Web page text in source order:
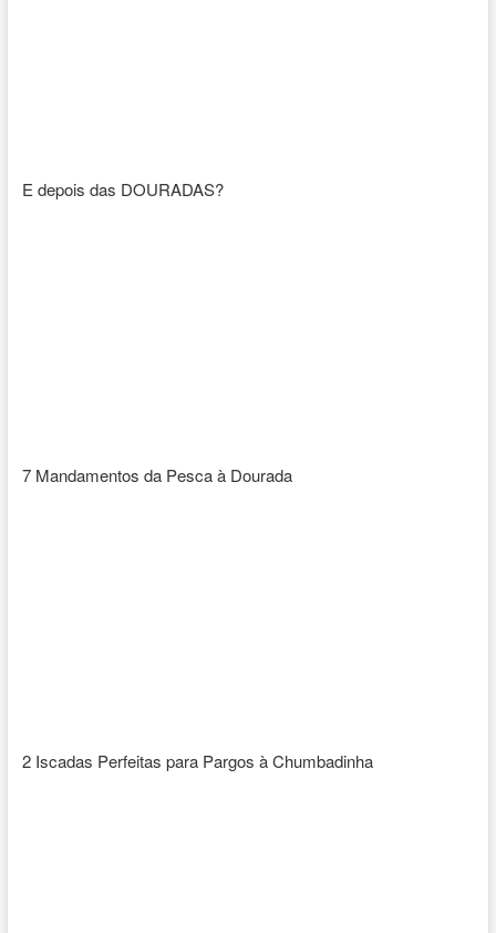
E depois das DOURADAS?
7 Mandamentos da Pesca à Dourada
2 Iscadas Perfeitas para Pargos à Chumbadinha